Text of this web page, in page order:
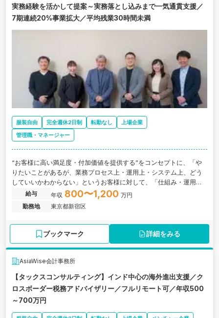
実務経験を活かして提案～実務落とし込みまで一気通貫支援／
7期連続20%事業拡大／平均残業30時間未満
服装自由 完全週休2日制 転勤なし
上場企業
管理職・マネージャー
“お客様に高い満足度・付加価値を提供する”をコンセプトに、「や
りたいことがあるが、業務プロセス上・運用上・システム上、どう
していいかわからない」というお客様に対して、「仕組み・運用・
体制作り」までをお客様と伴走していただきます。（例：IPO支援、
IFRS導入、はじめての連結決算など）
給与 年収 800〜1,200 万円
勤務地
東京都新宿区
ブックマーク 詳細をみる
AsiaWise会計事務所
【タックスコンサルティング】インド中心の海外進出支援／ク
ロスボーダー税務アドバイザリー／フルリモート可／年収500
～700万円